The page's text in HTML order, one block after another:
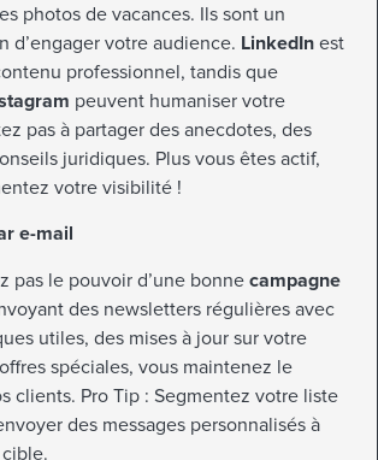
photos de vacances. Ils sont un
d’engager votre audience. LinkedIn est
professionnel, tandis que
peuvent humaniser votre
pas à partager des anecdotes, des
juridiques. Plus vous êtes actif,
votre visibilité !
e-mail
pas le pouvoir d’une bonne campagne
des newsletters régulières avec
utiles, des mises à jour sur votre
spéciales, vous maintenez le
clients. Pro Tip : Segmentez votre liste
des messages personnalisés à